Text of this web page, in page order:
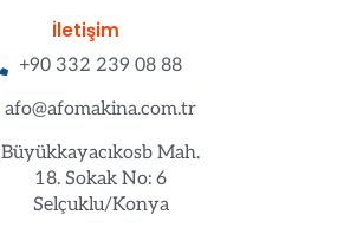
İletişim
+90 332 239 08 88
afo@afomakina.com.tr
Büyükkayacıkosb Mah.
18. Sokak No: 6
Selçuklu/Konya